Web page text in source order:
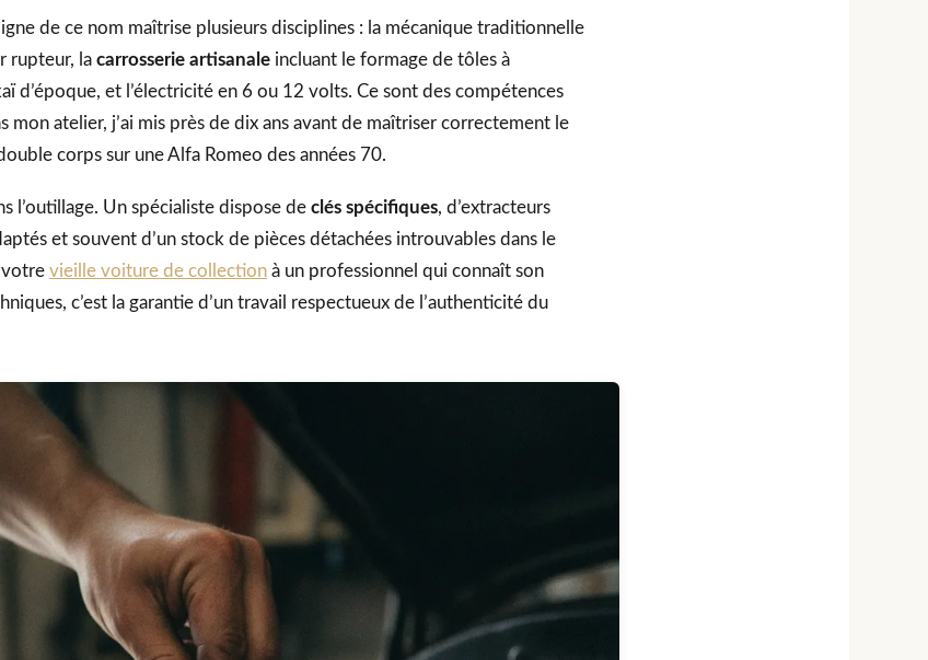
de ce nom maîtrise plusieurs disciplines : la mécanique traditionnelle
rupteur, la carrosserie artisanale incluant le formage de tôles à
d’époque, et l’électricité en 6 ou 12 volts. Ce sont des compétences
mon atelier, j’ai mis près de dix ans avant de maîtriser correctement le
corps sur une Alfa Romeo des années 70.
l’outillage. Un spécialiste dispose de clés spécifiques, d’extracteurs
et souvent d’un stock de pièces détachées introuvables dans le
votre vieille voiture de collection à un professionnel qui connaît son
c’est la garantie d’un travail respectueux de l’authenticité du